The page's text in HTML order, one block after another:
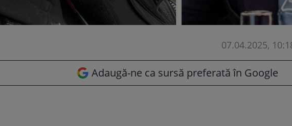
07.04.2025,
Adaugă-ne ca sursă preferată în Google